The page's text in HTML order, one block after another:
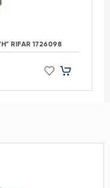
RIFAR 1726098